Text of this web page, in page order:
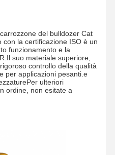
del bulldozer Cat
la certificazione ISO è un
funzionamento e la
suo materiale superiore,
controllo della qualità
per applicazioni pesanti.e
ulteriori
ordine, non esitate a